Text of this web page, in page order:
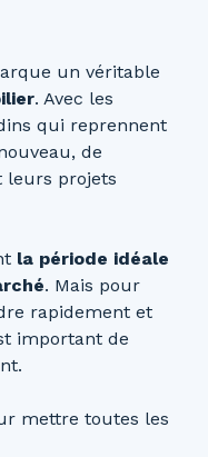
un véritable
. Avec les
qui reprennent
de
leurs projets
la période idéale
. Mais pour
rapidement et
important de
mettre toutes les